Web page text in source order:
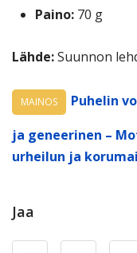
Paino: 70 g
Lähde:Suunnon
MAINOS
Puhelin
ja geneerinen –
urheilun ja
Jaa